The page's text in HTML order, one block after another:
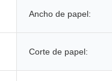
Ancho de papel:
Corte de papel: